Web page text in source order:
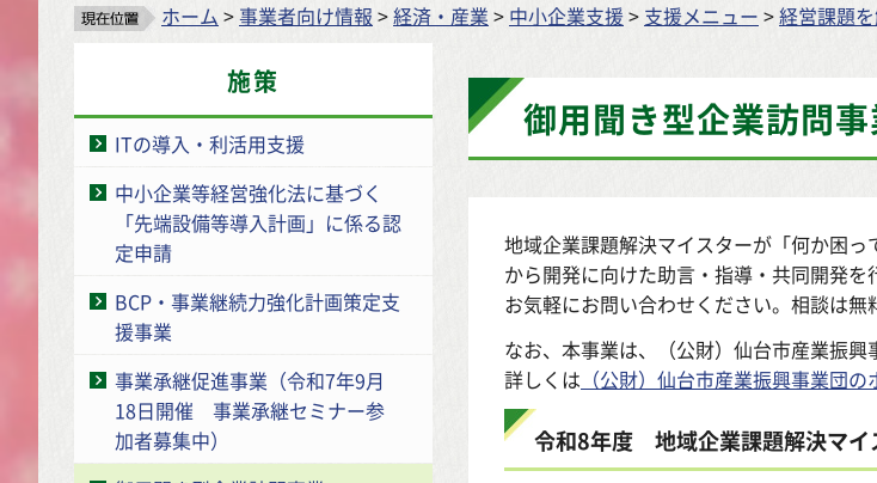
ホーム >事業者向け情報 >経済・産業 > 中小企業支援> 支援メニュー >経営課題
施策
ITの導入・利活用支援
中小企業等経営強化法に基づく
「先端設備等導入計画」に係る認
定申請
BCP・事業継続力強化計画策定支
援事業
事業承継促進事業（令和7年9月
18日開催 事業承継セミナー参
加者募集中）
御用聞き型企業訪問事
地域企業課題解決マイスターが「何か困
から開発に向けた助言・指導・共同開発を
お気軽にお問い合わせください。相談は無
なお、本事業は、（公財）仙台市産業振興
詳しくは （公財）仙台市産業振興事業団
令和8年度 地域企業課題解決マイ